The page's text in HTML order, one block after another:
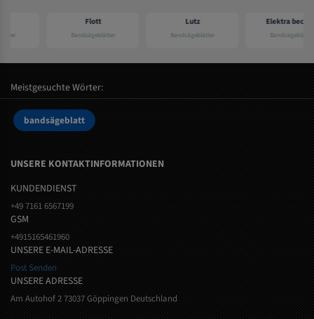
Bandsägeblätter Bandsägeblätter
Elektra beckum
Bandsägeblätter
Meistgesuchte Wörter:
bandsägeblatt
UNSERE KONTAKTINFORMATIONEN
KUNDENDIENST
+49 7161 6567199
GSM
+4915165461960
UNSERE E-MAIL-ADRESSE
Post Senden
UNSERE ADRESSE
Am Autohof 2 73037 Göppingen Deutschland